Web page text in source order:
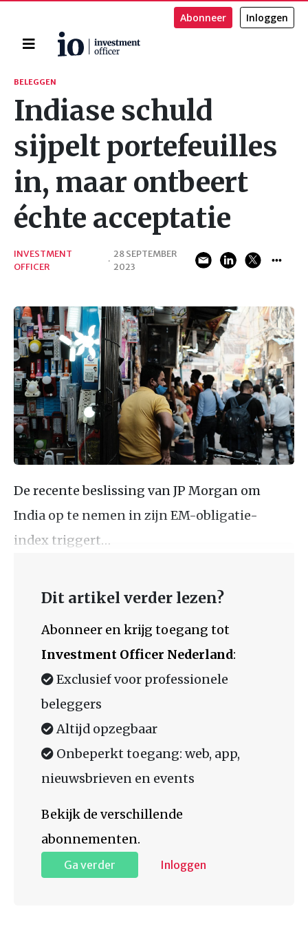
Home
Abonneer Inloggen
Zoeken
BELEGGEN
Indiase schuld
sijpelt portefeuilles
in, maar ontbeert
échte acceptatie
INVESTMENT
OFFICER
·
28 SEPTEMBER
2023
De recente beslissing van JP Morgan om
India op te nemen in zijn EM-obligatie-
index triggert…
Dit artikel verder lezen?
Abonneer en krijg toegang tot
Investment Officer Nederland:
Exclusief voor professionele
beleggers
Altijd opzegbaar
Onbeperkt toegang: web, app,
nieuwsbrieven en events
Bekijk de verschillende
abonnementen.
Ga verder Inloggen